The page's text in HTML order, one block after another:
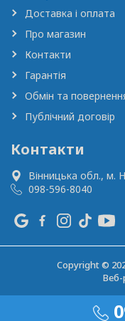
Доставка і оплата
Про магазин
Контакти
Гарантія
Обмін та
Публічний договір
Контакти
Вінницька обл., м.
098-596-8040
Copyright ©
Веб-